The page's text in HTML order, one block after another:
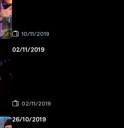
10/11/2019
02/11/2019
02/11/2019
26/10/2019